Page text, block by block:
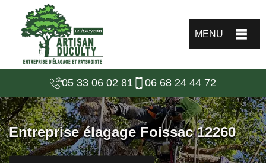
MENU
05 33 06 02 81 06 68 24 44 72
Entreprise élagage Foissac 12260